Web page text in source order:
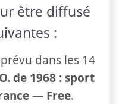
être diffusé
:
dans les 14
de 1968 : sport
— Free.